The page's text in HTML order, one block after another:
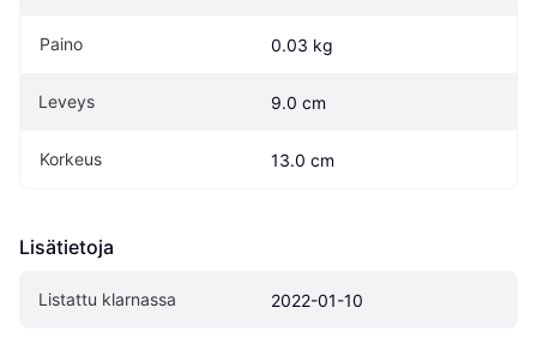
Paino 0.03 kg
Leveys 9.0 cm
Korkeus 13.0 cm
Lisätietoja
Listattu klarnassa 2022-01-10